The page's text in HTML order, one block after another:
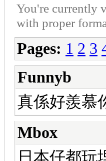
You're currently
with proper
Pages: 1 2 3
Funnyb
真係好羨慕
Mbox
日本仔都玩